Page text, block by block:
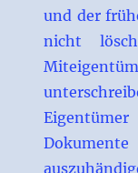
und der
nicht